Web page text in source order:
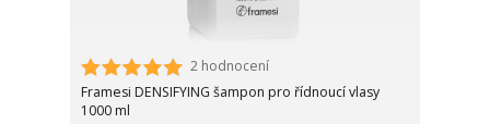
2 hodnocení
Framesi DENSIFYING šampon pro řídnoucí vlasy
1000 ml